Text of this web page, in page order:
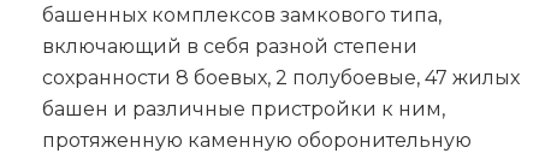
башенных комплексов замкового типа,
включающий в себя разной степени
сохранности 8 боевых, 2 полубоевые, 47 жилых
башен и различные пристройки к ним,
протяженную каменную оборонительную